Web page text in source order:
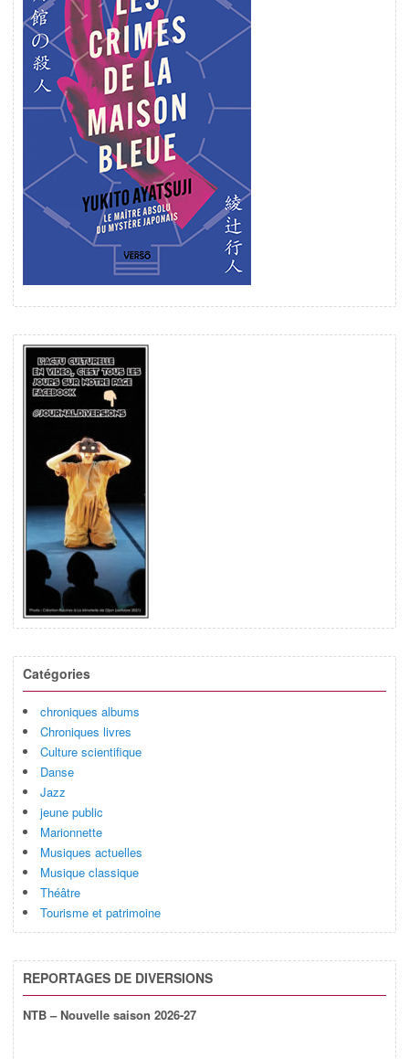
Catégories
chroniques albums
Chroniques livres
Culture scientifique
Danse
Jazz
jeune public
Marionnette
Musiques actuelles
Musique classique
Théâtre
Tourisme et patrimoine
REPORTAGES DE DIVERSIONS
NTB – Nouvelle saison 2026-27